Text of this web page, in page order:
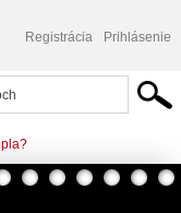
Registrácia Prihlásenie